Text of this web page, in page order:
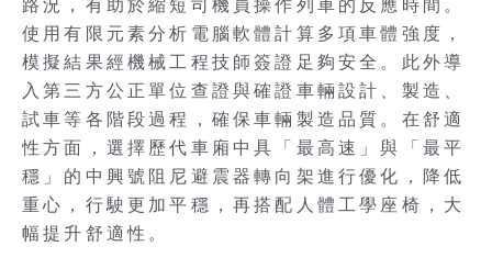
路況，有助於縮短司機員操作列車的反應時間。
使用有限元素分析電腦軟體計算多項車體強度，
模擬結果經機械工程技師簽證足夠安全。此外導
入第三方公正單位查證與確證車輛設計、製造、
試車等各階段過程，確保車輛製造品質。在舒適
性方面，選擇歷代車廂中具「最高速」與「最平
穩」的中興號阻尼避震器轉向架進行優化，降低
重心，行駛更加平穩，再搭配人體工學座椅，大
幅提升舒適性。